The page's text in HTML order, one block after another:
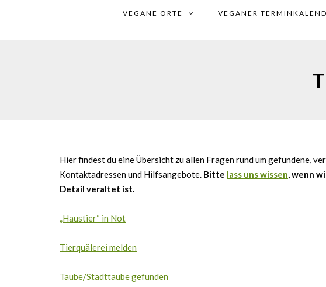
VEGANE ORTE VEGANER
Hier findest du eine Übersicht zu allen Fragen rund um gefundene,
Kontaktadressen und Hilfsangebote. Bitte lass uns wissen, wenn
Detail veraltet ist.
„Haustier“ in Not
Tierquälerei melden
Taube/Stadttaube gefunden